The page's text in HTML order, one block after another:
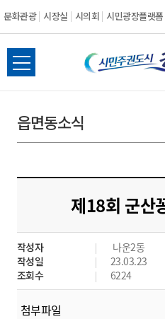
문화관광 시장실 시의회 시민광장플랫폼
시
민
도
시
군
산
전
체
뉴
열
읍면동소식
제18회 군산
작성자
나운2동
작성일
23.03.23
조회수
6224
첨부파일